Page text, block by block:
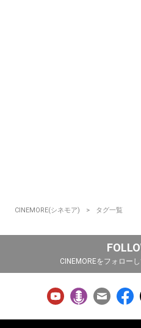
CINEMORE(シネモア) タグ一覧
CINEMOREをフォロー